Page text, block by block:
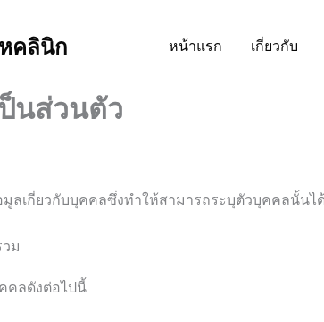
คลินิก หน้าแรก เกี่ยวกับ
นส่วนตัว
ลเกี่ยวกับบุคคลซึ่งทำให้สามารถระบุตัวบุคคลนั้นไ
ม
คลดังต่อไปนี้